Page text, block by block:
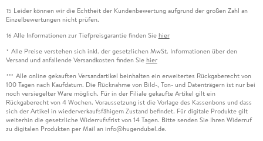
15 Leider können wir die Echtheit der Kundenbewertung aufgrund der großen Zahl an
Einzelbewertungen nicht prüfen.
16 Alle Informationen zur Tiefpreisgarantie finden Sie hier
* Alle Preise verstehen sich inkl. der gesetzlichen MwSt. Informationen über den
Versand und anfallende Versandkosten finden Sie hier
*** Alle online gekauften Versandartikel beinhalten ein erweitertes Rückgaberecht von
100 Tagen nach Kaufdatum. Die Rücknahme von Bild-, Ton- und Datenträgern ist nur bei
noch versiegelter Ware möglich. Für in der Filiale gekaufte Artikel gilt ein
Rückgaberecht von 4 Wochen. Voraussetzung ist die Vorlage des Kassenbons und dass
sich der Artikel in wiederverkaufsfähigem Zustand befindet. Für digitale Produkte gilt
weiterhin die gesetzliche Widerrufsfrist von 14 Tagen. Bitte senden Sie Ihren Widerruf
zu digitalen Produkten per Mail an info@hugendubel.de.